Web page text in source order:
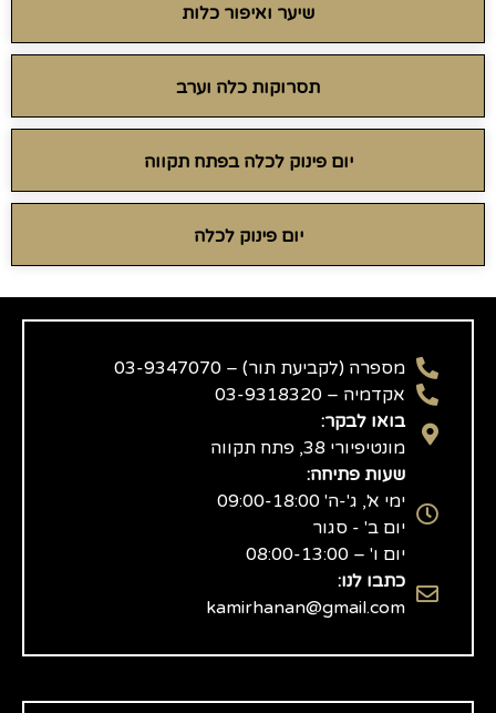
שיער ואיפור כלות
תסרוקות כלה וערב
יום פינוק לכלה בפתח תקווה
יום פינוק לכלה
מספרה (לקביעת תור) – 03-9347070
אקדמיה – 03-9318320
בואו לבקר:
מונטיפיורי 38, פתח תקווה
שעות פתיחה:
ימי א', ג'-ה' 09:00-18:00
יום ב' - סגור
יום ו' – 08:00-13:00
כתבו לנו:
kamirhanan@gmail.com